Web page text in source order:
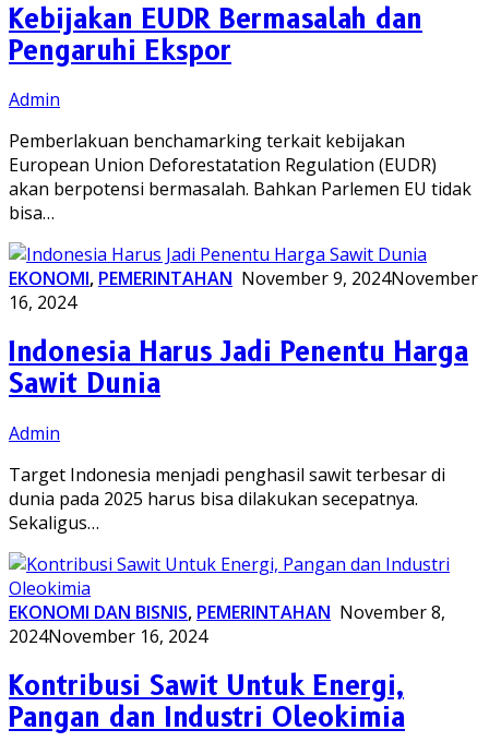
Kebijakan EUDR Bermasalah dan
Pengaruhi Ekspor
Admin
Pemberlakuan benchamarking terkait kebijakan
European Union Deforestatation Regulation (EUDR)
akan berpotensi bermasalah. Bahkan Parlemen EU tidak
bisa…
EKONOMI, PEMERINTAHAN November 9, 2024November
16, 2024
Indonesia Harus Jadi Penentu Harga
Sawit Dunia
Admin
Target Indonesia menjadi penghasil sawit terbesar di
dunia pada 2025 harus bisa dilakukan secepatnya.
Sekaligus…
EKONOMI DAN BISNIS, PEMERINTAHAN November 8,
2024November 16, 2024
Kontribusi Sawit Untuk Energi,
Pangan dan Industri Oleokimia